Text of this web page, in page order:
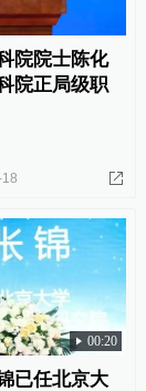
院院士陈化
院正局级职
00:20
已任北京大